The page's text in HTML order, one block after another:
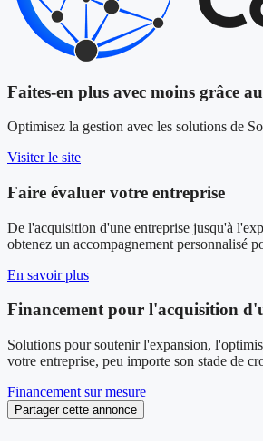
Faites-en plus avec moins grâce
Optimisez la gestion avec les solutions de
Visiter le site
Faire évaluer votre entreprise
De l'acquisition d'une entreprise jusqu'à
obtenez un accompagnement personnalisé
En savoir plus
Financement pour l'acquisition
Solutions pour soutenir l'expansion,
votre entreprise, peu importe son stade de
Financement sur mesure
Partager cette annonce